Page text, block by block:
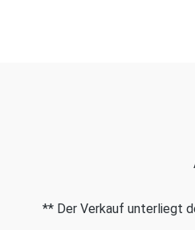
** Der Verkauf unterliegt